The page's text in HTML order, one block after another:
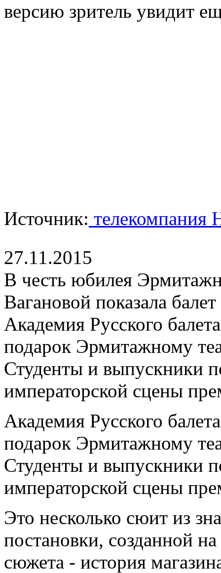
версию зритель увидит
Источник: телекомпания
27.11.2015
В честь юбилея
Вагановой показала
Академия Русского
подарок Эрмитажному
Студенты и выпускники
императорской сцены
Академия Русского
подарок Эрмитажному
Студенты и выпускники
императорской сцены
Это несколько сюит из
постановки, созданной
сюжета - история